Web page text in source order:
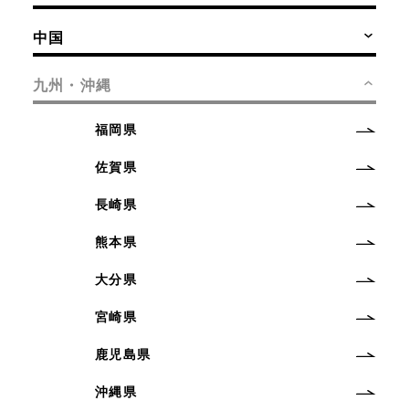
中国
九州・沖縄
福岡県
佐賀県
長崎県
熊本県
大分県
宮崎県
鹿児島県
沖縄県